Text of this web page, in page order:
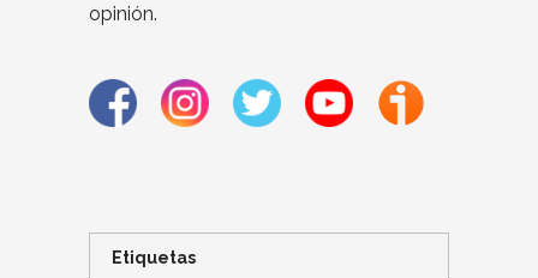
opinión.
Etiquetas